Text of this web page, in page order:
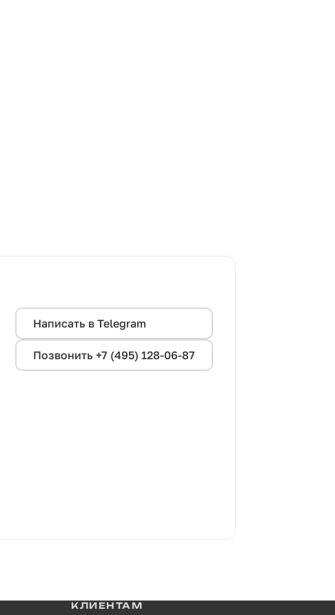
Написать в Telegram
Позвонить +7 (495) 128-06-87
КЛИЕНТАМ